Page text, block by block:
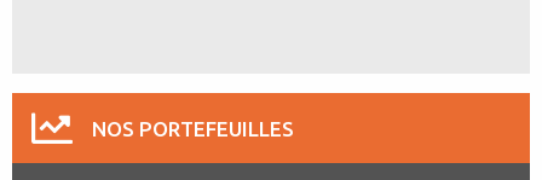
NOS PORTEFEUILLES